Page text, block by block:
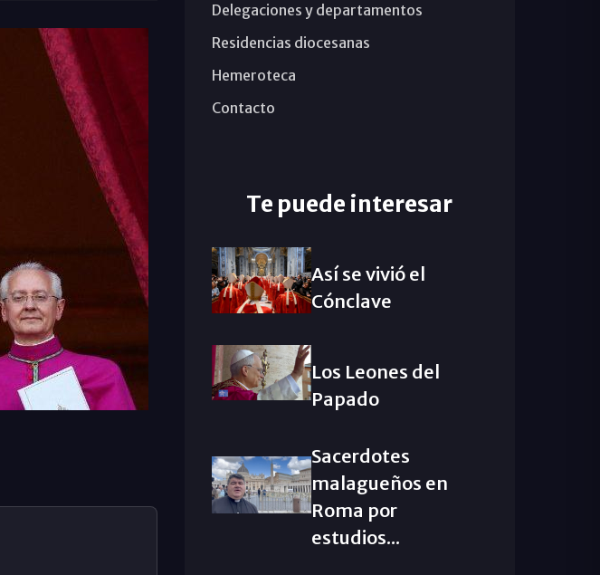
Delegaciones y departamentos
Residencias diocesanas
Hemeroteca
Contacto
Te puede interesar
Así se vivió el
Cónclave
Los Leones del
Papado
Sacerdotes
malagueños en
Roma por
estudios...